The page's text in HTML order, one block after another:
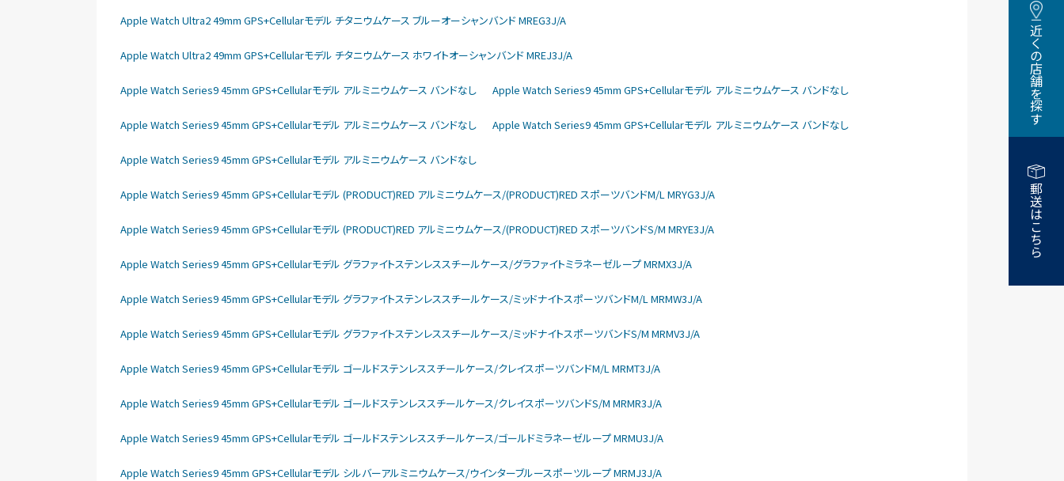
近くの店舗を探す
郵送はこちら
Apple Watch Ultra2 49mm GPS+Cellularモデル チタニウムケース ブルーオーシャンバンド MREG3J/A
Apple Watch Ultra2 49mm GPS+Cellularモデル チタニウムケース ホワイトオーシャンバンド MREJ3J/A
Apple Watch Series9 45mm GPS+Cellularモデル アルミニウムケース バンドなし Apple Watch Series9 45mm GPS+Cellularモデル アルミニウムケース バンドなし
Apple Watch Series9 45mm GPS+Cellularモデル アルミニウムケース バンドなし Apple Watch Series9 45mm GPS+Cellularモデル アルミニウムケース バンドなし
Apple Watch Series9 45mm GPS+Cellularモデル アルミニウムケース バンドなし
Apple Watch Series9 45mm GPS+Cellularモデル (PRODUCT)RED アルミニウムケース/(PRODUCT)RED スポーツバンドM/L MRYG3J/A
Apple Watch Series9 45mm GPS+Cellularモデル (PRODUCT)RED アルミニウムケース/(PRODUCT)RED スポーツバンドS/M MRYE3J/A
Apple Watch Series9 45mm GPS+Cellularモデル グラファイトステンレススチールケース/グラファイトミラネーゼループ MRMX3J/A
Apple Watch Series9 45mm GPS+Cellularモデル グラファイトステンレススチールケース/ミッドナイトスポーツバンドM/L MRMW3J/A
Apple Watch Series9 45mm GPS+Cellularモデル グラファイトステンレススチールケース/ミッドナイトスポーツバンドS/M MRMV3J/A
Apple Watch Series9 45mm GPS+Cellularモデル ゴールドステンレススチールケース/クレイスポーツバンドM/L MRMT3J/A
Apple Watch Series9 45mm GPS+Cellularモデル ゴールドステンレススチールケース/クレイスポーツバンドS/M MRMR3J/A
Apple Watch Series9 45mm GPS+Cellularモデル ゴールドステンレススチールケース/ゴールドミラネーゼループ MRMU3J/A
Apple Watch Series9 45mm GPS+Cellularモデル シルバーアルミニウムケース/ウインターブルースポーツループ MRMJ3J/A